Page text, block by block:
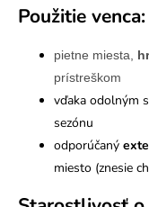
Použitie venca:
pietne miesta,
prístreškom
vďaka odolným
sezónu
odporúčaný
miesto (znesie